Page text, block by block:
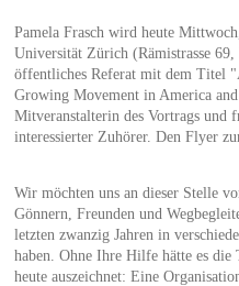
Pamela Frasch wird heute
Universität Zürich (Rämistrasse 69,
öffentliches Referat mit dem Titel
Growing Movement in America
Mitveranstalterin des Vortrags und
interessierter Zuhörer. Den Flyer
Wir möchten uns an dieser Stelle
Gönnern, Freunden und
letzten zwanzig Jahren in
haben. Ohne Ihre Hilfe hätte es
heute auszeichnet: Eine